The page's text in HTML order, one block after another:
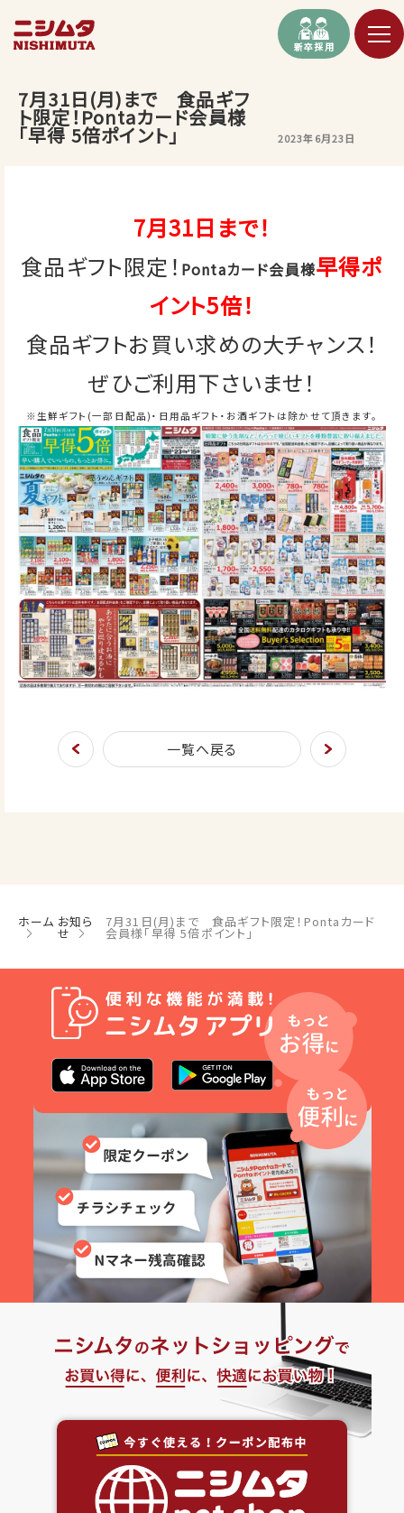
新卒採用
7月31日(月)まで 食品ギフ
ト限定！Pontaカード会員様
｢早得 5倍ポイント」 2023年6月23日
7月31日まで！
食品ギフト限定！ Pontaカード会員様早得ポ
イント5倍！
食品ギフトお買い求めの大チャンス！
ぜひご利用下さいませ！
※生鮮ギフト(一部日配品)・日用品ギフト・お酒ギフトは除かせて頂きます。
一覧へ戻る
ホーム お知ら
せ
7月31日(月)まで 食品ギフト限定！Pontaカード
会員様｢早得 5倍ポイント」